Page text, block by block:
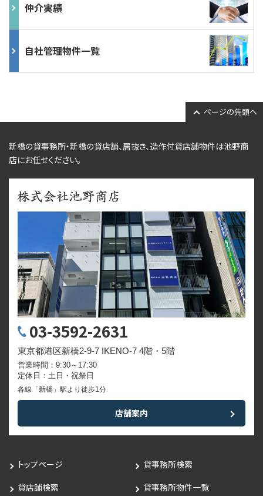
仲介実績
自社管理物件一覧
ページの先頭へ
新橋の貸事務所・新橋の貸店舗、居抜き、造作付貸店舗物件は池野商
店にお任せください。
03-3592-2631
東京都港区新橋2-9-7 IKENO-7 4階・5階
営業時間：9:30～17:30
定休日：土日・祝祭日
各線「新橋」駅より徒歩1分
店舗案内
トップページ
貸事務所検索
貸店舗検索
貸事務所物件一覧